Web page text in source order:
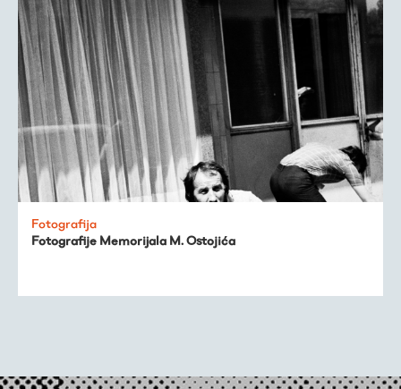
Fotografija
Fotografije Memorijala M. Ostojića